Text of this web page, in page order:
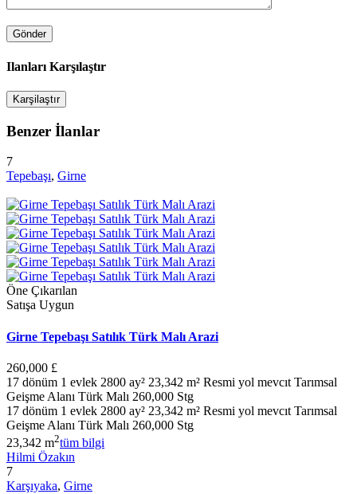
Ilanları Karşılaştır
Karşilaştır
Benzer İlanlar
7
Tepebaşı, Girne
Öne Çıkarılan
Satışa Uygun
Girne Tepebaşı Satılık Türk Malı Arazi
260,000 £
17 dönüm 1 evlek 2800 ay² 23,342 m² Resmi yol mevcıt Tarımsal
Geişme Alanı Türk Malı 260,000 Stg
17 dönüm 1 evlek 2800 ay² 23,342 m² Resmi yol mevcıt Tarımsal
Geişme Alanı Türk Malı 260,000 Stg
23,342 m2tüm bilgi
Hilmi Özakın
7
Karşıyaka, Girne